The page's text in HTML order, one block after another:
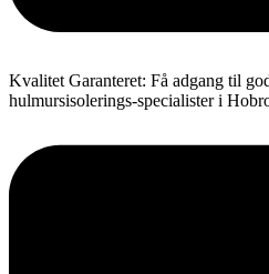
Kvalitet Garanteret: Få adgang til
hulmursisolerings-specialister i